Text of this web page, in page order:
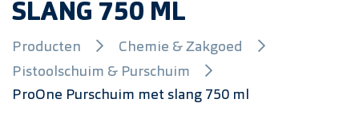
SLANG 750 ML
Producten
Chemie & Zakgoed
Pistoolschuim & Purschuim
ProOne Purschuim met slang 750 ml